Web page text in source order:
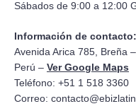
Sábados de 9:00 a 12:00
Información de contacto:
Avenida Arica 785, Breña
Perú – Ver Google Maps
Teléfono: +51 1 518 3360
Correo: